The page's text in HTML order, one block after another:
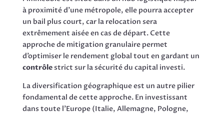
à proximité d’une métropole, elle pourra accepter
un bail plus court, car la relocation sera
extrêmement aisée en cas de départ. Cette
approche de mitigation granulaire permet
d’optimiser le rendement global tout en gardant un
contrôlestrict sur la sécurité du capital investi.
La diversification géographique est un autre pilier
fondamental de cette approche. En investissant
dans toute l’Europe (Italie, Allemagne, Pologne,